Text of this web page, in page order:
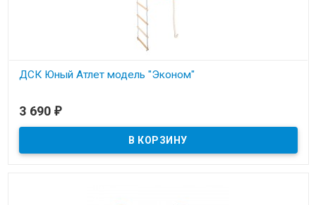
ДСК Юный Атлет модель "Эконом"
3 690 ₽